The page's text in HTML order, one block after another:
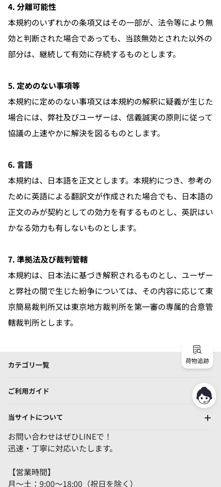
4. 分離可能性
本規約のいずれかの条項又はその一部が、法令等により無
効と判断された場合であっても、当該無効とされた以外の
部分は、継続して有効に存続するものとします。
5. 定めのない事項等
本規約に定めのない事項又は本規約の解釈に疑義が生じた
場合には、弊社及びユーザーは、信義誠実の原則に従って
協議の上速やかに解決を図るものとします。
6. 言語
本規約は、日本語を正文とします。本規約につき、参考の
ために英語による翻訳文が作成された場合でも、日本語の
正文のみが契約としての効力を有するものとし、英訳はい
かなる効力も有しないものとします。
7. 準拠法及び裁判管轄
本規約は、日本法に基づき解釈されるものとし、ユーザー
と弊社の間で生じた紛争については、その内容に応じて東
京簡易裁判所又は東京地方裁判所を第一審の専属的合意管
轄裁判所とします。
荷物追跡
カテゴリ一覧
ご利用ガイド
当サイトについて
お問い合わせはぜひLINEで！
迅速・丁寧に対応いたします。
【営業時間】
月～土：9:00～18:00（祝日を除く）